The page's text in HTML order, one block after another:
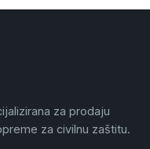
za prodaju
za civilnu zaštitu.